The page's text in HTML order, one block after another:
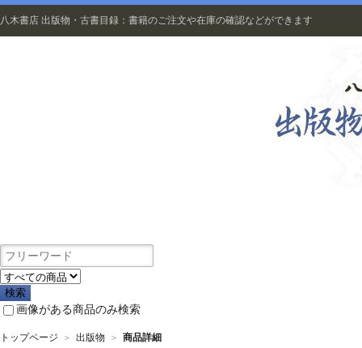
八木書店 出版物・古書目録：書籍のご注文や在庫の確認などができます
画像がある商品のみ検索
トップページ ＞ 出版物 ＞ 商品詳細